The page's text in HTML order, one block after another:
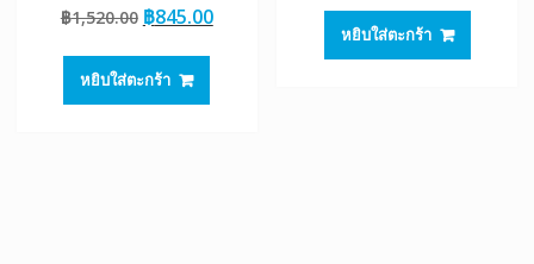
4.50
ตั้งแต่ 1-5
฿1,520.00 Original
was:
฿1,520.00.
฿845.00Current
หยิบใส่ตะกร้า
was:
฿1,520.00.
หยิบใส่ตะกร้า